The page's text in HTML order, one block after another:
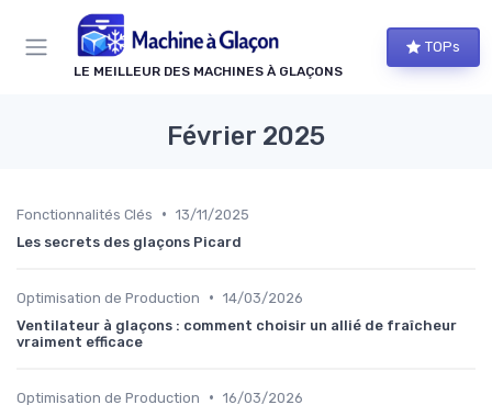
LE MEILLEUR DES MACHINES À GLAÇONS
TOPs
Février 2025
Fonctionnalités Clés • 13/11/2025
Les secrets des glaçons Picard
Optimisation de Production • 14/03/2026
Ventilateur à glaçons : comment choisir un allié de fraîcheur
vraiment efficace
Optimisation de Production • 16/03/2026
Panneau de gestion des cookies